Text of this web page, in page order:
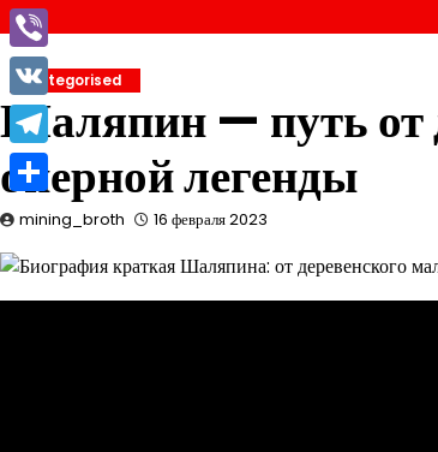
Uncategorised
Шаляпин — путь от
оперной легенды
mining_broth 16 февраля 2023
WhatsApp
Viber
VK
Telegram
Отправить